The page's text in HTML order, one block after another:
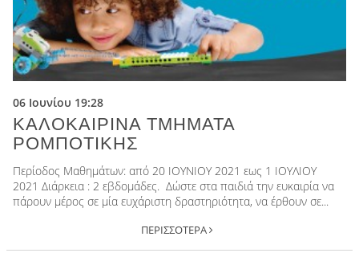
Υδρόγειος Education Εκπαιδευτική Ρομποτική
Υδρόγειος Education
+30 2310 328797
06 Ιουνίου 19:28
ΚΑΛΟΚΑΙΡΙΝΑ ΤΜΗΜΑΤΑ
ΡΟΜΠΟΤΙΚΗΣ
Περίοδος Μαθημάτων: από 20 ΙΟΥΝΙΟΥ 2021 εως 1 ΙΟΥΛΙΟΥ
2021 Διάρκεια : 2 εβδομάδες. Δώστε στα παιδιά την ευκαιρία να
πάρουν μέρος σε μία ευχάριστη δραστηριότητα, να έρθουν σε...
ΠΕΡΙΣΣΟΤΕΡΑ